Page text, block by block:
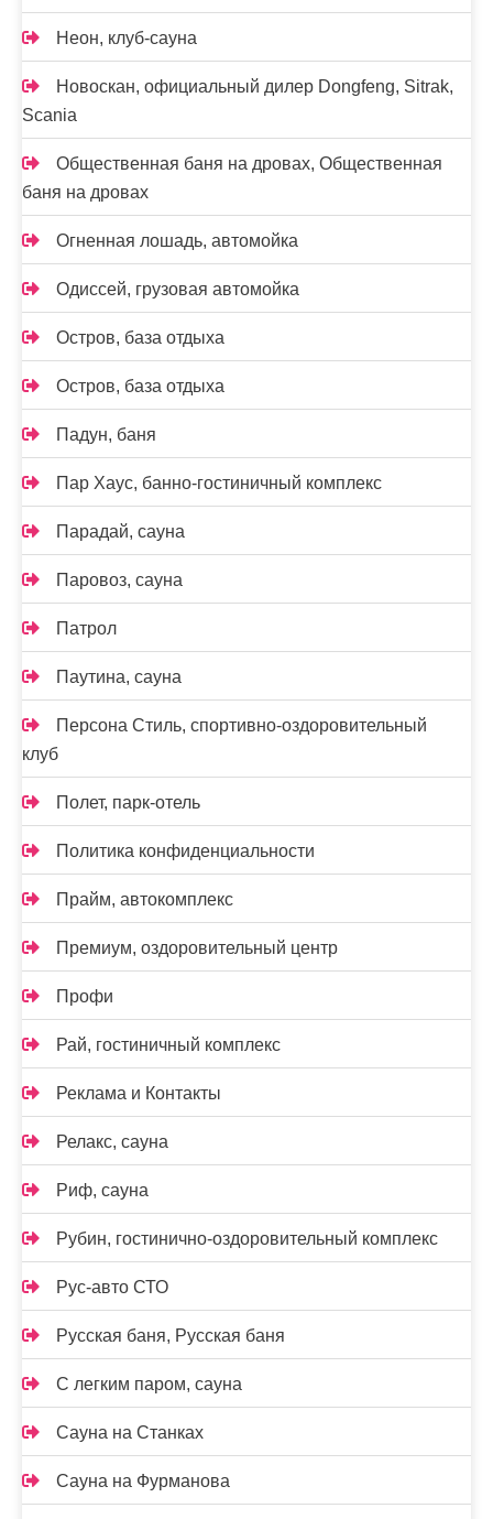
Неон, клуб-сауна
Новоcкан, официальный дилер Dongfeng, Sitrak,
Scania
Общественная баня на дровах, Общественная
баня на дровах
Огненная лошадь, автомойка
Одиссей, грузовая автомойка
Остров, база отдыха
Остров, база отдыха
Падун, баня
Пар Хаус, банно-гостиничный комплекс
Парадай, сауна
Паровоз, сауна
Патрол
Паутина, сауна
Персона Стиль, спортивно-оздоровительный
клуб
Полет, парк-отель
Политика конфиденциальности
Прайм, автокомплекс
Премиум, оздоровительный центр
Профи
Рай, гостиничный комплекс
Реклама и Контакты
Релакс, сауна
Риф, сауна
Рубин, гостинично-оздоровительный комплекс
Рус-авто СТО
Русская баня, Русская баня
С легким паром, сауна
Сауна на Станках
Сауна на Фурманова